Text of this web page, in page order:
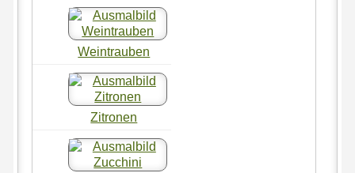
Weintrauben
Zitronen